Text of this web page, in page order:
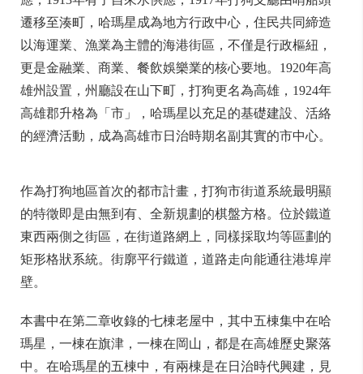
遷移至湊町，哈瑪星成為地方行政中心，住民共同締造
以海運業、漁業為主體的海港街區，不僅是行政樞紐，
更是金融業、商業、餐飲娛樂業的核心要地。1920年高
雄州設置，州廳設在山下町，打狗更名為高雄，1924年
高雄郡升格為「市」，哈瑪星以充足的基礎建設、活絡
的經濟活動，成為高雄市日治時期名副其實的市中心。
作為打狗地區首次的都市計畫，打狗市街道系統最明顯
的特徵即是由無到有、全新規劃的棋盤方格。位於鐵道
東西兩側之街區，在街道路網上，同樣採取均等區劃的
矩形格狀系統。街廓平行鐵道，道路走向能通往港埠岸
壁。
本書中在第二章收錄的七棟老屋中，其中五棟集中在哈
瑪星，一棟在旗津，一棟在岡山，都是在高雄歷史聚落
中。在哈瑪星的五棟中，有兩棟是在日治時代興建，見